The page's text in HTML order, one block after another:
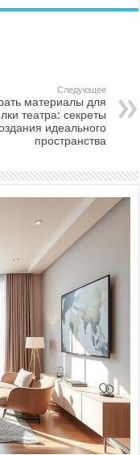
Следующее
материалы для
театра: секреты
идеального
пространства